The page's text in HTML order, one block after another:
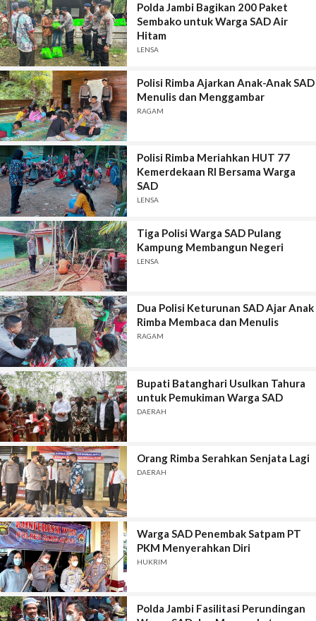
Polda Jambi Bagikan 200 Paket
Sembako untuk Warga SAD Air
Hitam
LENSA
Polisi Rimba Ajarkan Anak-Anak SAD
Menulis dan Menggambar
RAGAM
Polisi Rimba Meriahkan HUT 77
Kemerdekaan RI Bersama Warga
SAD
LENSA
Tiga Polisi Warga SAD Pulang
Kampung Membangun Negeri
LENSA
Dua Polisi Keturunan SAD Ajar Anak
Rimba Membaca dan Menulis
RAGAM
Bupati Batanghari Usulkan Tahura
untuk Pemukiman Warga SAD
DAERAH
Orang Rimba Serahkan Senjata Lagi
DAERAH
Warga SAD Penembak Satpam PT
PKM Menyerahkan Diri
HUKRIM
Polda Jambi Fasilitasi Perundingan